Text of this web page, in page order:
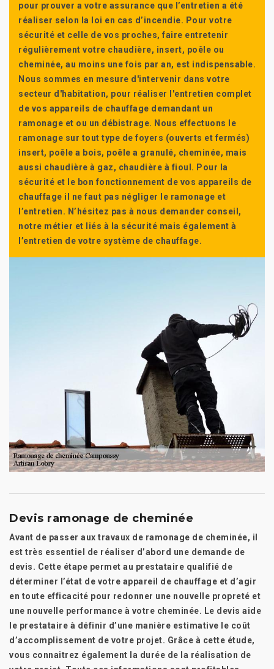
pour prouver a votre assurance que l’entretien a été
réaliser selon la loi en cas d’incendie. Pour votre
sécurité et celle de vos proches, faire entretenir
régulièrement votre chaudière, insert, poêle ou
cheminée, au moins une fois par an, est indispensable.
Nous sommes en mesure d'intervenir dans votre
secteur d'habitation, pour réaliser l'entretien complet
de vos appareils de chauffage demandant un
ramonage et ou un débistrage. Nous effectuons le
ramonage sur tout type de foyers (ouverts et fermés)
insert, poêle a bois, poêle a granulé, cheminée, mais
aussi chaudière à gaz, chaudière à fioul. Pour la
sécurité et le bon fonctionnement de vos appareils de
chauffage il ne faut pas négliger le ramonage et
l’entretien. N’hésitez pas à nous demander conseil,
notre métier et liés à la sécurité mais également à
l’entretien de votre système de chauffage.
Devis ramonage de cheminée
Avant de passer aux travaux de ramonage de cheminée, il
est très essentiel de réaliser d’abord une demande de
devis. Cette étape permet au prestataire qualifié de
déterminer l’état de votre appareil de chauffage et d’agir
en toute efficacité pour redonner une nouvelle propreté et
une nouvelle performance à votre cheminée. Le devis aide
le prestataire à définir d’une manière estimative le coût
d’accomplissement de votre projet. Grâce à cette étude,
vous connaitrez également la durée de la réalisation de